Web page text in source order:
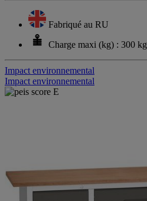
Fabriqué au RU
Charge maxi (kg) : 300 kg
Impact environnemental
Impact environnemental